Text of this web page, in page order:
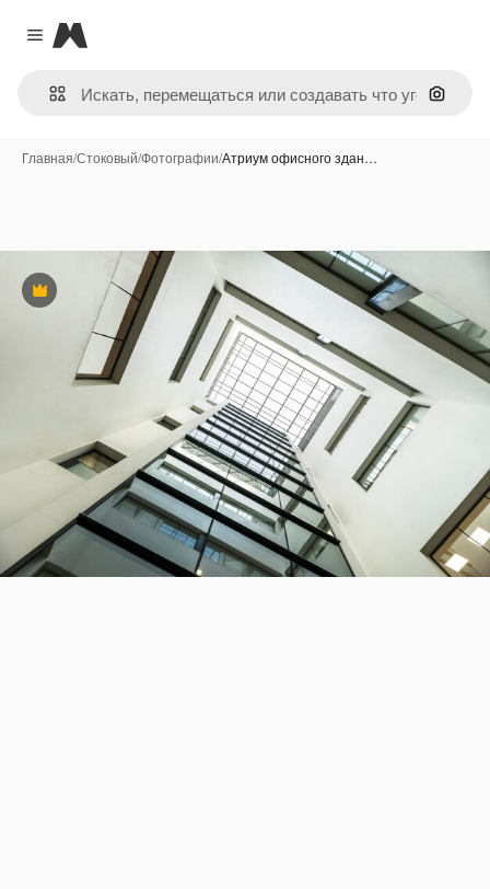
Close menu
Magnific
Поиск
Главная/Стоковый/Фотографии/Атриум офисного здан…
Премиум